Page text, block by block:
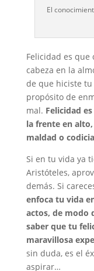
El
Felicidad es que
cabeza en la
de que hiciste
propósito de
mal. Felicidad
la frente en
maldad o codicia
Si en tu vida ya
Aristóteles,
demás. Si
enfoca tu vida
actos, de modo
saber que tu
maravillosa
sin duda, es el
aspirar…